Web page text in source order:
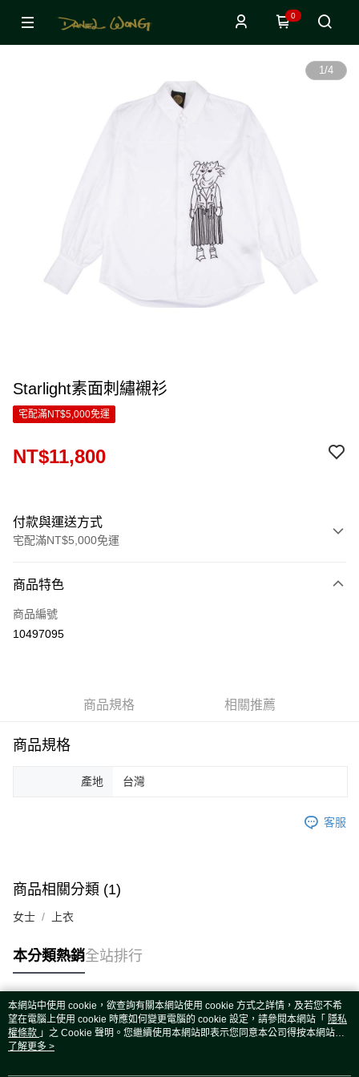
0
1/4
Starlight素面刺繡襯衫
宅配滿NT$5,000免運
NT$11,800
付款與運送方式
宅配滿NT$5,000免運
信用卡一次付款
LINE Pay
宅配
商品特色
商品編號
10497095
商品規格 相關推薦
商品規格
產地 台灣
客服
商品相關分類 (1)
女士 上衣
本分類熱銷全站排行
熱門標籤
本網站中使用 cookie，欲查詢有關本網站使用 cookie 方式之詳情，及若您不希
望在電腦上使用 cookie 時應如何變更電腦的 cookie 設定，請參閱本網站「 隱私
權條款 」之 Cookie 聲明。您繼續使用本網站即表示您同意本公司得按本網站使
用條款之 Cookie 聲明使用 cookie。
了解更多 >